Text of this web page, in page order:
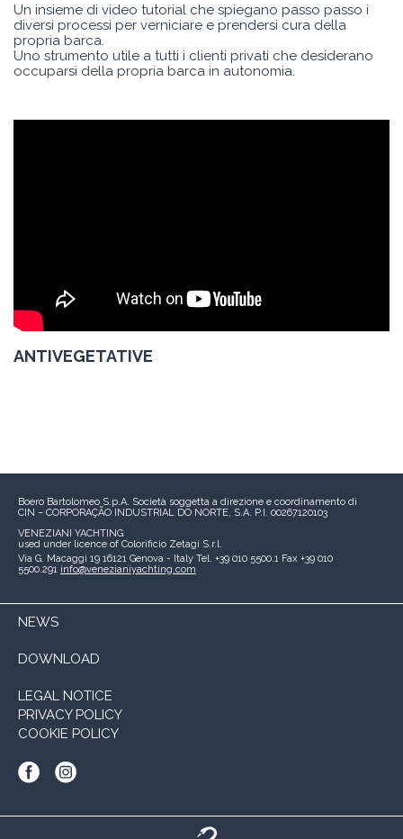
Un insieme di video tutorial che spiegano passo passo i
diversi processi per verniciare e prendersi cura della
propria barca.
Uno strumento utile a tutti i clienti privati che desiderano
occuparsi della propria barca in autonomia.
ANTIVEGETATIVE
Boero Bartolomeo S.p.A. Società soggetta a direzione e coordinamento di
CIN – CORPORAÇÃO INDUSTRIAL DO NORTE, S.A. P.I. 00267120103
VENEZIANI YACHTING
used under licence of Colorificio Zetagi S.r.l.
Via G. Macaggi 19 16121 Genova - Italy Tel. +39 010 5500.1 Fax +39 010
5500.291 info@venezianiyachting.com
NEWS
DOWNLOAD
LEGAL NOTICE
PRIVACY POLICY
COOKIE POLICY